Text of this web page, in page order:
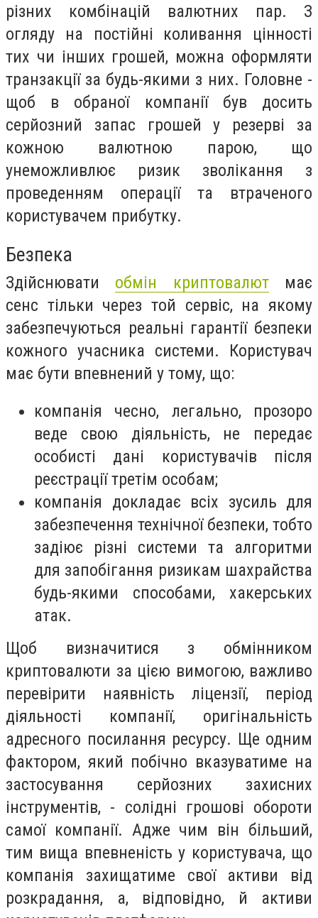
різних комбінацій валютних пар. З
огляду на постійні коливання цінності
тих чи інших грошей, можна оформляти
транзакції за будь-якими з них. Головне -
щоб в обраної компанії був досить
серйозний запас грошей у резерві за
кожною валютною парою, що
унеможливлює ризик зволікання з
проведенням операції та втраченого
користувачем прибутку.
Безпека
Здійснювати обмін криптовалютмає
сенс тільки через той сервіс, на якому
забезпечуються реальні гарантії безпеки
кожного учасника системи. Користувач
має бути впевнений у тому, що:
компанія чесно, легально, прозоро
веде свою діяльність, не передає
особисті дані користувачів після
реєстрації третім особам;
компанія докладає всіх зусиль для
забезпечення технічної безпеки, тобто
задіює різні системи та алгоритми
для запобігання ризикам шахрайства
будь-якими способами, хакерських
атак.
Щоб визначитися з обмінником
криптовалюти за цією вимогою, важливо
перевірити наявність ліцензії, період
діяльності компанії, оригінальність
адресного посилання ресурсу. Ще одним
фактором, який побічно вказуватиме на
застосування серйозних захисних
інструментів, - солідні грошові обороти
самої компанії. Адже чим він більший,
тим вища впевненість у користувача, що
компанія захищатиме свої активи від
розкрадання, а, відповідно, й активи